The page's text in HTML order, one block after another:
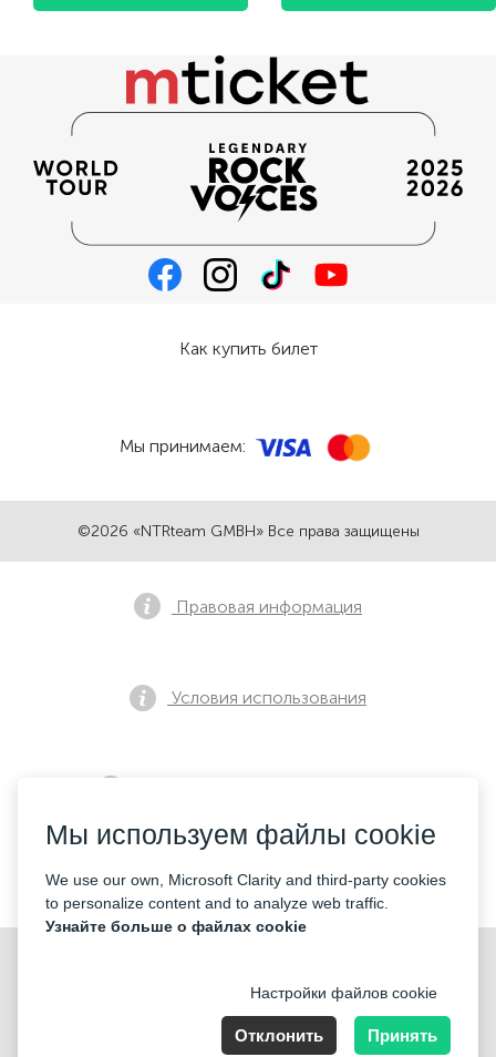
©2026 «NTRteam GMBH» Все права защищены
Как купить билет
Мы принимаем:
Правовая информация
Условия использования
Контакты
Nummer der Firma: 40221 Düsseldorf, Registered address:
Мы используем файлы cookie
We use our own, Microsoft Clarity and third-party cookies
to personalize content and to analyze web traffic.
Узнайте больше о файлах cookie
Настройки файлов cookie
Отклонить Принять